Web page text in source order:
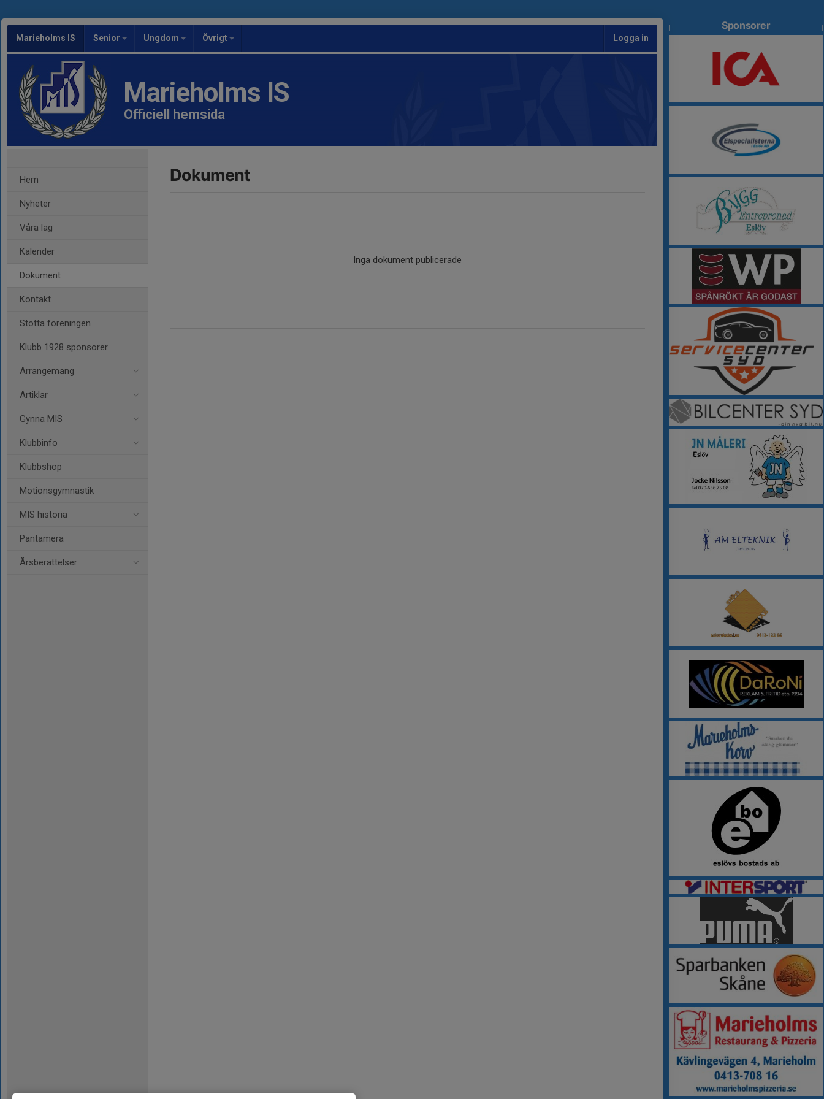
Marieholms IS Senior Ungdom Övrigt Logga in
Marieholms IS
Officiell hemsida
Hem
Nyheter
Våra lag
Kalender
Dokument
Kontakt
Stötta föreningen
Klubb 1928 sponsorer
Arrangemang
Artiklar
Gynna MIS
Klubbinfo
Klubbshop
Motionsgymnastik
MIS historia
Pantamera
Årsberättelser
Dokument
Inga dokument publicerade
Sponsorer